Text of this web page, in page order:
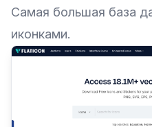
Самая большая база
иконками.